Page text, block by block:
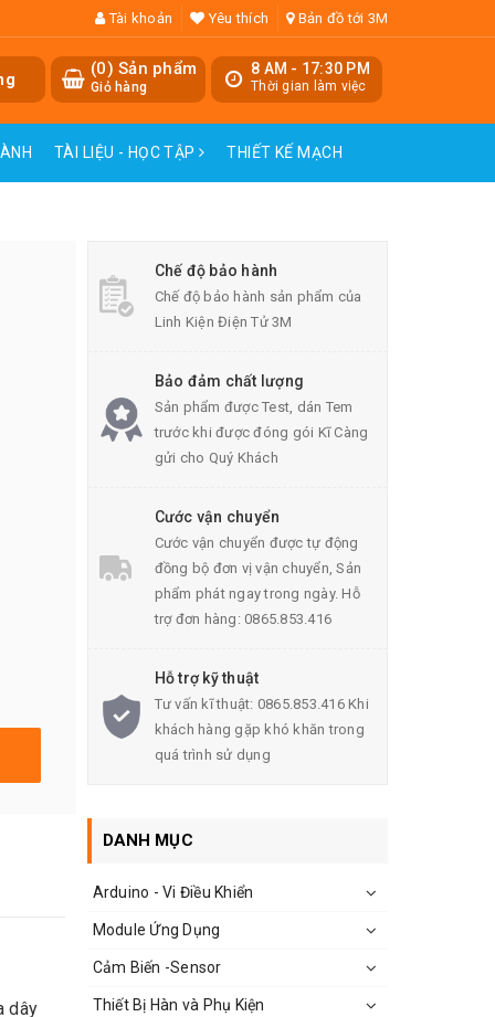
Tài khoản Yêu thích Bản đồ tới 3M
8 AM - 17:30 PM
Thời gian làm việc
(0) Sản phẩm
Giỏ hàng
TÀI LIỆU - HỌC TẬP THIẾT KẾ MẠCH
dây
Chế độ bảo hành
Chế độ bảo hành sản phẩm của
Linh Kiện Điện Tử 3M
Bảo đảm chất lượng
Sản phẩm được Test, dán Tem
trước khi được đóng gói Kĩ Càng
gửi cho Quý Khách
Cước vận chuyển
Cước vận chuyển được tự động
đồng bộ đơn vị vận chuyển, Sản
phẩm phát ngay trong ngày. Hỗ
trợ đơn hàng: 0865.853.416
Hỗ trợ kỹ thuật
Tư vấn kĩ thuật: 0865.853.416 Khi
khách hàng gặp khó khăn trong
quá trình sử dụng
DANH MỤC
Arduino - Vi Điều Khiển
Module Ứng Dụng
Cảm Biến -Sensor
Thiết Bị Hàn và Phụ Kiện